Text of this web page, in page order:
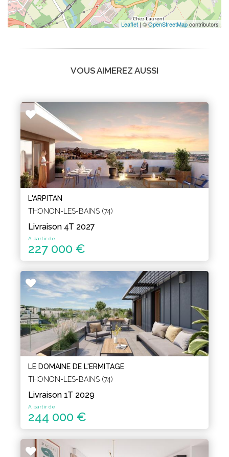
Leaflet| ©OpenStreetMapcontributors
VOUS AIMEREZ AUSSI
L'ARPITAN
THONON-LES-BAINS (74)
Livraison 4T 2027
A partir de
227 000 €
LE DOMAINE DE L'ERMITAGE
THONON-LES-BAINS (74)
Livraison 1T 2029
A partir de
244 000 €